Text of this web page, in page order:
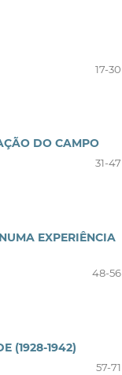
17-30
DO CAMPO
31-47
EXPERIÊNCIA
48-56
(1928-1942)
57-71